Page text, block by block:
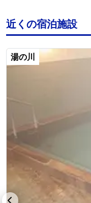
近くの宿泊施設
湯の川